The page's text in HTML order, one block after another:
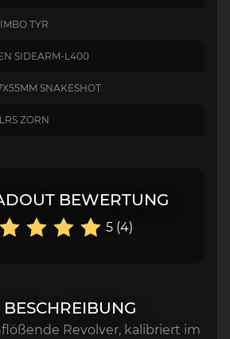
TYR
SIDEARM-L400
SNAKESHOT
ZORN
BEWERTUNG
5 (4)
BESCHREIBUNG
Revolver, kalibriert im